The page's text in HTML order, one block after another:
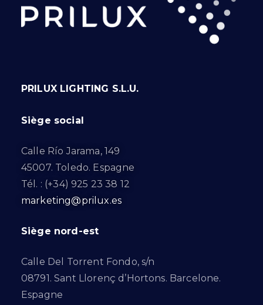
PRILUX LIGHTING S.L.U.
Siège social
Calle Río Jarama, 149
45007. Toledo. Espagne
Tél. : (+34) 925 23 38 12
marketing@prilux.es
Siège nord-est
Calle Del Torrent Fondo, s/n
08791. Sant Llorenç d’Hortons. Barcelone.
Espagne